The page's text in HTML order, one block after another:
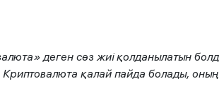
деген сөз жиі қолданылатын
Криптовалюта қалай пайда болады,